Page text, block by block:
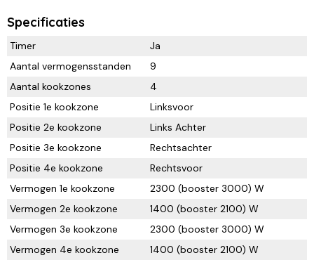
Specificaties
Timer
Ja
Aantal vermogensstanden
9
Aantal kookzones
4
Positie 1e kookzone
Linksvoor
Positie 2e kookzone
Links Achter
Positie 3e kookzone
Rechtsachter
Positie 4e kookzone
Rechtsvoor
Vermogen 1e kookzone
2300 (booster 3000) W
Vermogen 2e kookzone
1400 (booster 2100) W
Vermogen 3e kookzone
2300 (booster 3000) W
Vermogen 4e kookzone
1400 (booster 2100) W